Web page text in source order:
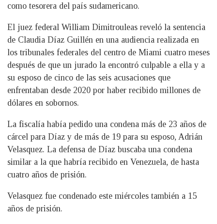
como tesorera del país sudamericano.
El juez federal William Dimitrouleas reveló la sentencia
de Claudia Díaz Guillén en una audiencia realizada en
los tribunales federales del centro de Miami cuatro meses
después de que un jurado la encontró culpable a ella y a
su esposo de cinco de las seis acusaciones que
enfrentaban desde 2020 por haber recibido millones de
dólares en sobornos.
La fiscalía había pedido una condena más de 23 años de
cárcel para Díaz y de más de 19 para su esposo, Adrián
Velasquez. La defensa de Díaz buscaba una condena
similar a la que habría recibido en Venezuela, de hasta
cuatro años de prisión.
Velasquez fue condenado este miércoles también a 15
años de prisión.